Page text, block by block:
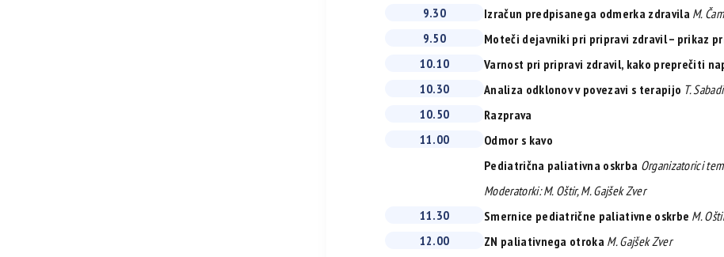
9.30
Izračun predpisanega odmerka zdravila M.
9.50
Moteči dejavniki pri pripravi zdravil – prikaz
10.10
Varnost pri pripravi zdravil, kako preprečiti
10.30
Analiza odklonov v povezavi s terapijo T.
10.50
Razprava
11.00
Odmor s kavo
Pediatrična paliativna oskrba Organizatorici
Moderatorki: M. Oštir, M. Gajšek Zver
11.30
Smernice pediatrične paliativne oskrbe M.
12.00
ZN paliativnega otroka M. Gajšek Zver